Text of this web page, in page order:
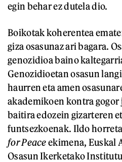
egin behar ez dutela dio.
Boikotak koherentea
giza osasunaz ari bagara.
genozidioa baino
Genozidioetan osasun
haurren eta amen
akademikoen kontra
baitira edozein gizarteren
funtsezkoenak. Ildo
for Peaceekimena, Euskal
Osasun Ikerketako